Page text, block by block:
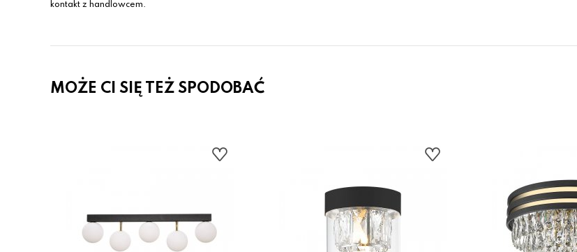
kontakt z handlowcem.
MOŻE CI SIĘ TEŻ SPODOBAĆ